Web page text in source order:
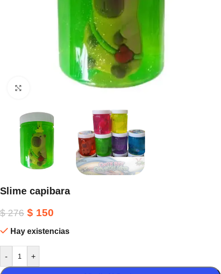
Haga clic para ampliar
Slime capibara
$276 $ 150
Hay existencias
- +